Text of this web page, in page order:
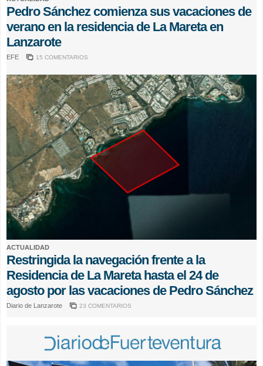
Pedro Sánchez comienza sus vacaciones de
verano en la residencia de La Mareta en
Lanzarote
EFE 15 COMENTARIOS
ACTUALIDAD
Restringida la navegación frente a la
Residencia de La Mareta hasta el 24 de
agosto por las vacaciones de Pedro Sánchez
Diario de Lanzarote 23 COMENTARIOS